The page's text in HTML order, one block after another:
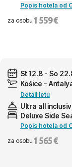
Popis hotela od
za osobu 1 559 €
St 12.8 - So
Košice -
Detail letu
Ultra all
Deluxe Side
Popis hotela od
za osobu 1 565 €